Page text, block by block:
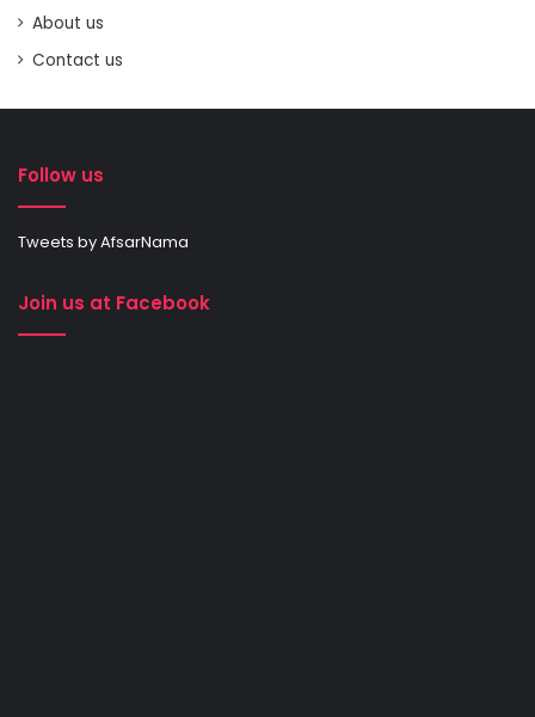
About us
Contact us
Follow us
Tweets by AfsarNama
Join us at Facebook